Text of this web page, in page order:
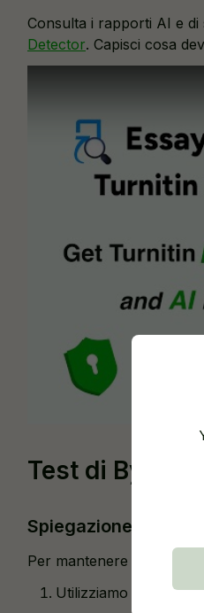
Consulta i rapporti AI e di
Detector. Capisci cosa
Test di
Spiegazione della
Per mantenere la prova
Utilizziamo ChatGPT